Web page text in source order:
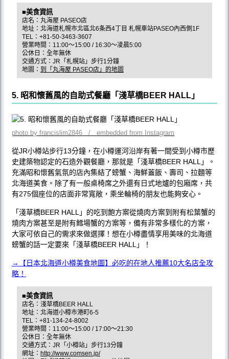
■美食資訊
店名：丸海屋 PASEO店
地址：北海道札幌市北區北6条西4丁目 札幌車站PASEO內西側1F
TEL：+81-50-3463-3607
營業時間：11:00〜15:00 / 16:30〜凌晨5:00
公休日：全年無休
交通方式：JR「札幌站」步行1分鐘
地圖： 到「丸海屋 PASEO店」的地圖
5. 昭和懷舊風的自助式餐廳「淺草橋BEER HALL」
photo by francislim2846 / embedded from Instagram
從JR小樽站步行13分鐘，在小樽運河沿岸有著一間受到小樽市歷
史建築物認定的石造外觀餐廳，那就是「淺草橋BEER HALL」。
充滿昭和懷舊氣氛的店內集結了螃蟹、海鮮蓋飯、壽司、拉麵等
北海道美食。除了有一般桌椅席之外還有日式地爐的包廂席，共
有275個座位的店面非常寬敞，乘坐輪椅的朋友也能夠安心。
「淺草橋BEER HALL」的吃到飽方案從燒肉方案到附有松葉蟹的
燒肉方案甚至是附有鱈場蟹的方案等，備有非常多樣化的方案，
大家可依自己的需求來做選擇！想在小樽盡情享用美味的北海道
螃蟹的話一定要來「淺草橋BEER HALL」！
→【日本北海道小樽美食地圖】必吃的在地人推薦10大名店全攻
略！
■美食資訊
店名：淺草橋BEER HALL
地址：北海道小樽市港町6-5
TEL：+81-134-24-8002
營業時間：11:00〜15:00 / 17:00〜21:30
公休日：全年無休
交通方式：JR「小樽站」步行13分鐘
網址： http://www.comsen.jp/